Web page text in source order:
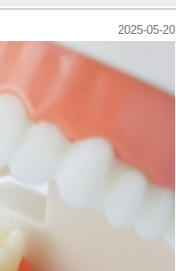
2025-05-20